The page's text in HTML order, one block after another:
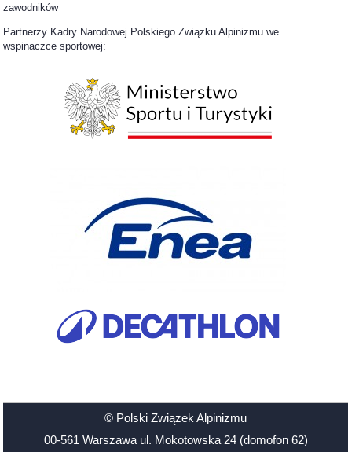
zawodników
Partnerzy Kadry Narodowej Polskiego Związku Alpinizmu we
wspinaczce sportowej:
© Polski Związek Alpinizmu
00-561 Warszawa ul. Mokotowska 24 (domofon 62)